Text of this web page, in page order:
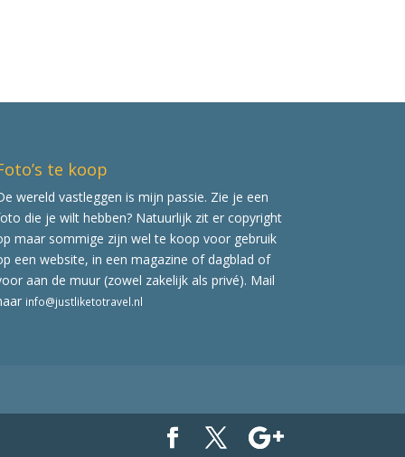
te koop
wereld vastleggen is mijn passie. Zie je een
die je wilt hebben? Natuurlijk zit er copyright
maar sommige zijn wel te koop voor gebruik
een website, in een magazine of dagblad of
aan de muur (zowel zakelijk als privé). Mail
info@justliketotravel.nl